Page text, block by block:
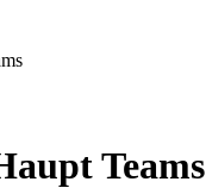
Teams